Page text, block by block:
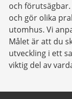
och
och gör olika
utomhus. Vi
Målet är att du
utveckling i ett
viktig del av